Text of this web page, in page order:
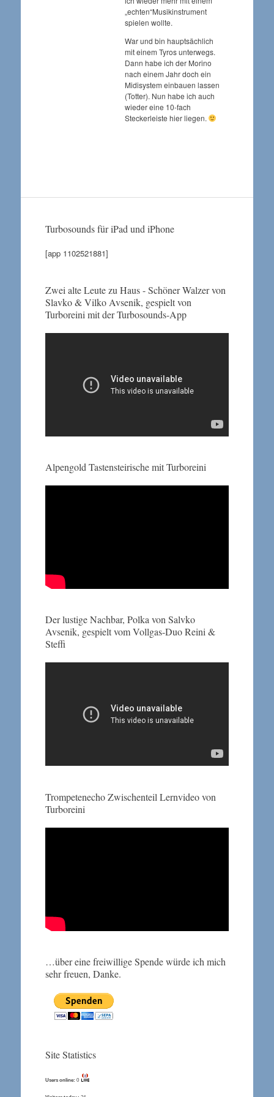
„echten“Musikinstrument
spielen wollte.
War und bin hauptsächlich
mit einem Tyros unterwegs.
Dann habe ich der Morino
nach einem Jahr doch ein
Midisystem einbauen lassen
(Totter). Nun habe ich auch
wieder eine 10-fach
Steckerleiste hier liegen.
Turbosounds für iPad und iPhone
[app 1102521881]
Zwei alte Leute zu Haus - Schöner Walzer von
Slavko & Vilko Avsenik, gespielt von
Turboreini mit der Turbosounds-App
Alpengold Tastensteirische mit Turboreini
Der lustige Nachbar, Polka von Salvko
Avsenik, gespielt vom Vollgas-Duo Reini &
Steffi
Trompetenecho Zwischenteil Lernvideo von
Turboreini
…über eine freiwillige Spende würde ich mich
sehr freuen, Danke.
Site Statistics
Users online: 0